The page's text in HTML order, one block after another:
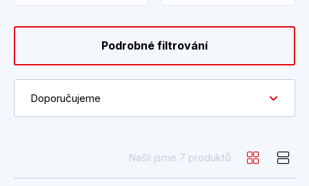
Podrobné filtrování
Doporučujeme
Našli jsme 7 produktů